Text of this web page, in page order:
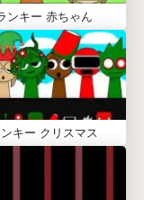
できたら、ゲー
ゲームがすべて
備している間、
す。お待ちいた
す！
ザインの刷新
択します。
ンキー 赤ちゃん
キー クリスマス